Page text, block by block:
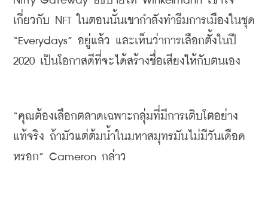
เกี่ยวกับ
NFT ในตอนนั้นเขากำลังทำธีมการ
“Everydays”
2020 เป็นโอกาสดีที่จะได้สร้างชื่อเสียงให้กับตนเอง
“คุณต้องเลือกตลาดเฉพาะกลุ่มที่มีการเติบโตอย่าง
แท้จริง ถ้ามัวแต่ต้มน้ำในมหาสมุทรมันไม่มีวันเดือด
หรอก” Cameron กล่าว